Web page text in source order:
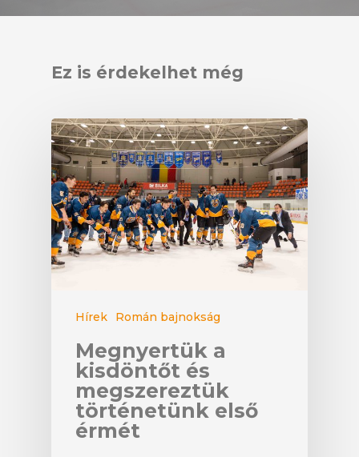
Ez is érdekelhet még
Hírek Román bajnokság
Megnyertük a
kisdöntőt és
megszereztük
történetünk első
érmét